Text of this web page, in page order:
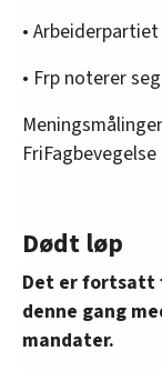
•
• Frp noterer
Dødt løp
Det er fortsatt
denne gang
mandater.